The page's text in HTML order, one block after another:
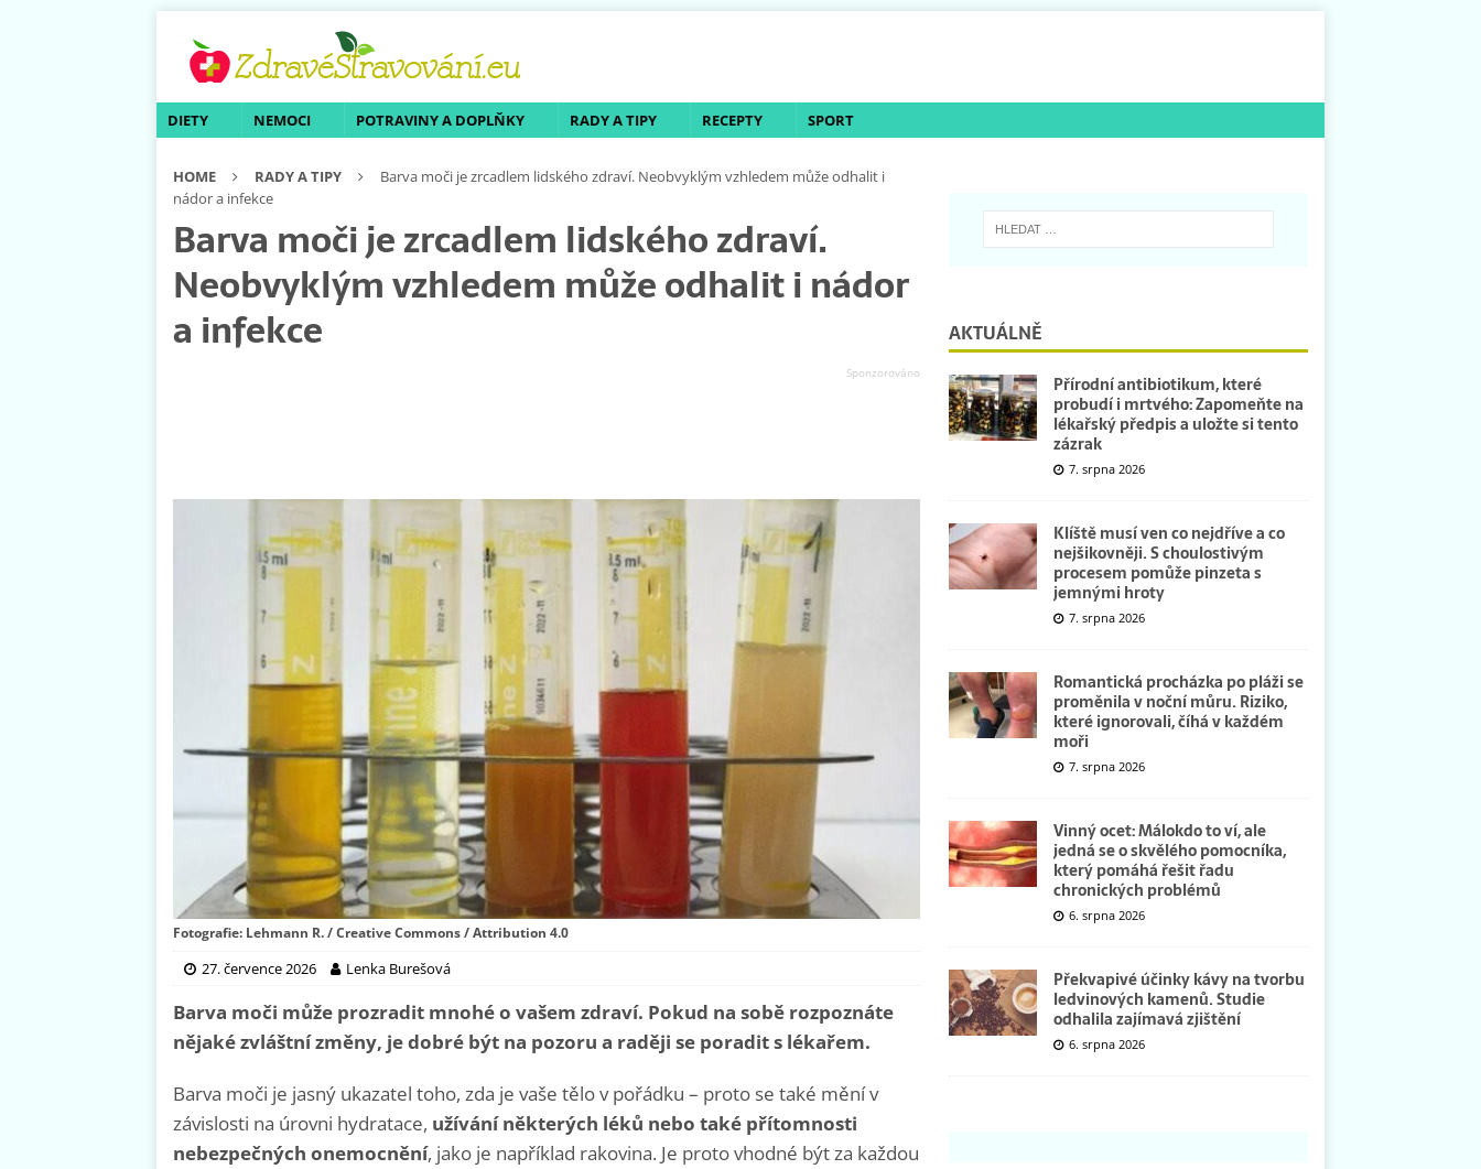
DIETY NEMOCI POTRAVINY A DOPLŇKY RADY A TIPY RECEPTY SPORT
HOME RADY A TIPY
Barva moči je zrcadlem lidského zdraví. Neobvyklým vzhledem může odhalit i
nádor a infekce
Barva moči je zrcadlem lidského zdraví.
Neobvyklým vzhledem může odhalit i nádor
a infekce
Fotografie: Lehmann R. / Creative Commons / Attribution 4.0
27. července 2026 Lenka Burešová
Barva moči může prozradit mnohé o vašem zdraví. Pokud na sobě rozpoznáte
nějaké zvláštní změny, je dobré být na pozoru a raději se poradit s lékařem.
Barva moči je jasný ukazatel toho, zda je vaše tělo v pořádku – proto se také mění v
závislosti na úrovni hydratace, užívání některých léků nebo také přítomnosti
nebezpečných onemocnění, jako je například rakovina. Je proto vhodné být za každou
AKTUÁLNĚ
Přírodní antibiotikum, které
probudí i mrtvého: Zapomeňte na
lékařský předpis a uložte si tento
zázrak
7. srpna 2026
Klíště musí ven co nejdříve a co
nejšikovněji. S choulostivým
procesem pomůže pinzeta s
jemnými hroty
7. srpna 2026
Romantická procházka po pláži se
proměnila v noční můru. Riziko,
které ignorovali, číhá v každém
moři
7. srpna 2026
Vinný ocet: Málokdo to ví, ale
jedná se o skvělého pomocníka,
který pomáhá řešit řadu
chronických problémů
6. srpna 2026
Překvapivé účinky kávy na tvorbu
ledvinových kamenů. Studie
odhalila zajímavá zjištění
6. srpna 2026